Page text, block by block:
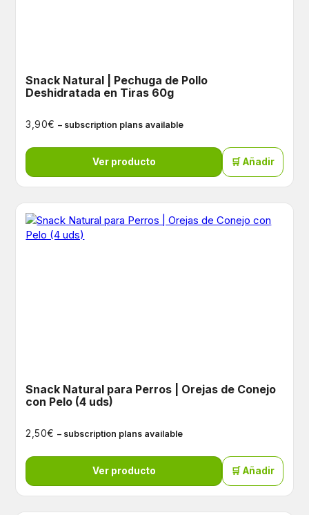
Snack Natural | Pechuga de Pollo
Deshidratada en Tiras 60g
3,90€ – subscription plans available
Ver producto 🛒 Añadir
Snack Natural para Perros | Orejas de Conejo
con Pelo (4 uds)
2,50€ – subscription plans available
Ver producto 🛒 Añadir